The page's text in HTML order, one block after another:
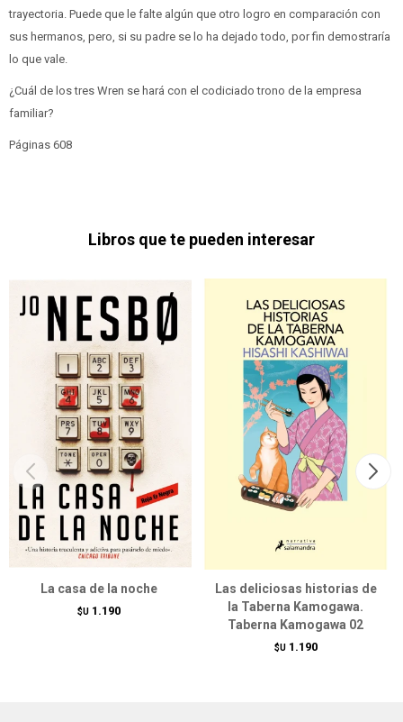
trayectoria. Puede que le falte algún que otro logro en comparación con
sus hermanos, pero, si su padre se lo ha dejado todo, por fin demostraría
lo que vale.
¿Cuál de los tres Wren se hará con el codiciado trono de la empresa
familiar?
Páginas 608
Libros que te pueden interesar
La casa de la noche
$U 1.190
Las deliciosas historias de
la Taberna Kamogawa.
Taberna Kamogawa 02
$U 1.190